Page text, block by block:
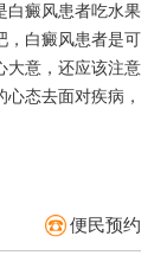
白癜风患者吃水果
，白癜风患者是可
大意，还应该注意
态去面对疾病，
便民预约